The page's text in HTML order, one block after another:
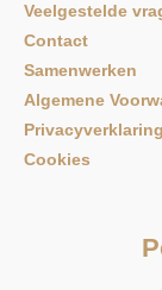
Veelgestelde
Contact
Samenwerken
Algemene
Privacyverklaring
Cookies